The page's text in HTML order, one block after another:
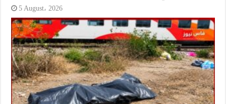
5 August، 2026